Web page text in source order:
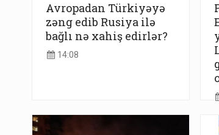
Avropadan Türkiyəyə
zəng edib Rusiya ilə
bağlı nə xahiş edirlər?
14:08